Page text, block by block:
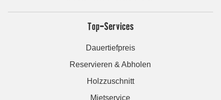
Top-Services
Dauertiefpreis
Reservieren & Abholen
Holzzuschnitt
Mietservice